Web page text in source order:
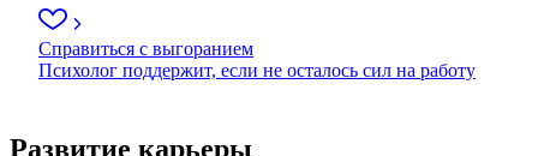
Справиться с выгоранием
Психолог поддержит, если не осталось сил на работу
Развитие карьеры